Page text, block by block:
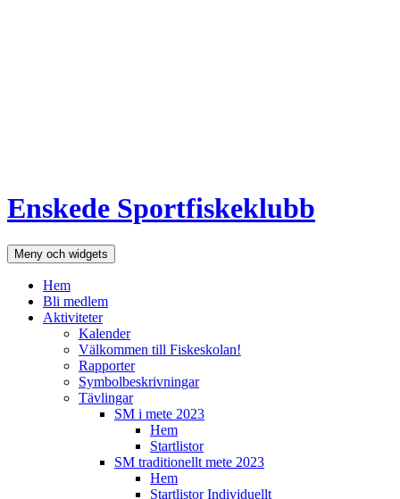
Enskede Sportfiskeklubb
Meny och widgets
Hem
Bli medlem
Aktiviteter
Kalender
Välkommen till Fiskeskolan!
Rapporter
Symbolbeskrivningar
Tävlingar
SM i mete 2023
Hem
Startlistor
SM traditionellt mete 2023
Hem
Startlistor Individuellt